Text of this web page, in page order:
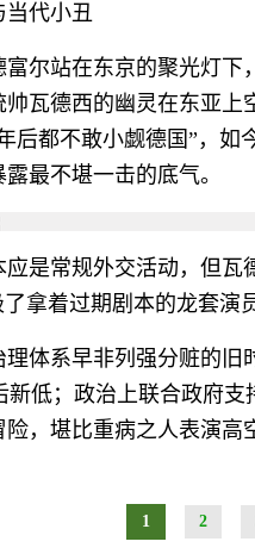
当代小丑
富尔站在东京的聚光灯下
帅瓦德西的幽灵在东亚
后都不敢小觑德国”，
最不堪一击的底气。
是常规外交活动，但瓦
拿着过期剧本的龙套演
体系早非列强分赃的旧
新低；政治上联合政府支
，堪比重病之人表演高
1 2